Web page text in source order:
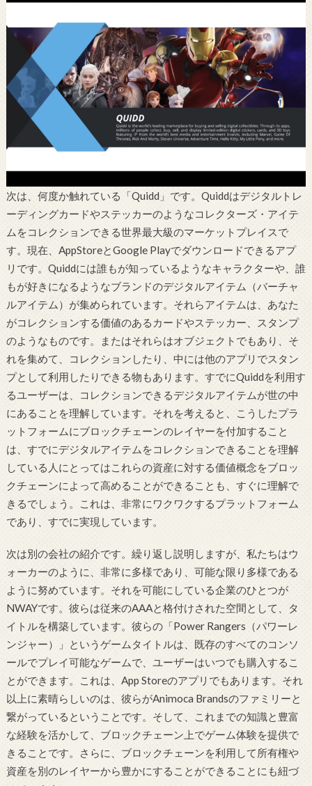
次は、何度か触れている「Quidd」です。Quiddはデジタルトレ
ーディングカードやステッカーのようなコレクターズ・アイテ
ムをコレクションできる世界最大級のマーケットプレイスで
す。現在、AppStoreとGoogle Playでダウンロードできるアプ
リです。Quiddには誰もが知っているようなキャラクターや、誰
もが好きになるようなブランドのデジタルアイテム（バーチャ
ルアイテム）が集められています。それらアイテムは、あなた
がコレクションする価値のあるカードやステッカー、スタンプ
のようなものです。またはそれらはオブジェクトでもあり、そ
れを集めて、コレクションしたり、中には他のアプリでスタン
プとして利用したりできる物もあります。すでにQuiddを利用す
るユーザーは、コレクションできるデジタルアイテムが世の中
にあることを理解しています。それを考えると、こうしたプラ
ットフォームにブロックチェーンのレイヤーを付加すること
は、すでにデジタルアイテムをコレクションできることを理解
している人にとってはこれらの資産に対する価値概念をブロッ
クチェーンによって高めることができることも、すぐに理解で
きるでしょう。これは、非常にワクワクするプラットフォーム
であり、すでに実現しています。
次は別の会社の紹介です。繰り返し説明しますが、私たちはウ
ォーカーのように、非常に多様であり、可能な限り多様である
ように努めています。それを可能にしている企業のひとつが
NWAYです。彼らは従来のAAAと格付けされた空間として、タ
イトルを構築しています。彼らの「Power Rangers（パワーレ
ンジャー）」というゲームタイトルは、既存のすべてのコンソ
ールでプレイ可能なゲームで、ユーザーはいつでも購入するこ
とができます。これは、App Storeのアプリでもあります。それ
以上に素晴らしいのは、彼らがAnimoca Brandsのファミリーと
繋がっているということです。そして、これまでの知識と豊富
な経験を活かして、ブロックチェーン上でゲーム体験を提供で
きることです。さらに、ブロックチェーンを利用して所有権や
資産を別のレイヤーから豊かにすることができることにも紐づ